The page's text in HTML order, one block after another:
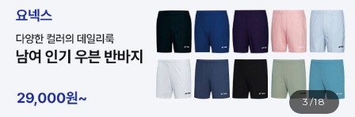
4/18